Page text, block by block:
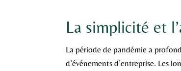
La simplicité et
La période de pandémie a
d’événements d’entreprise. Les